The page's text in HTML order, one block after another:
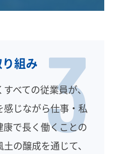
組み
べての従業員が、
じながら仕事・私
で長く働くことの
の醸成を通じて、
3